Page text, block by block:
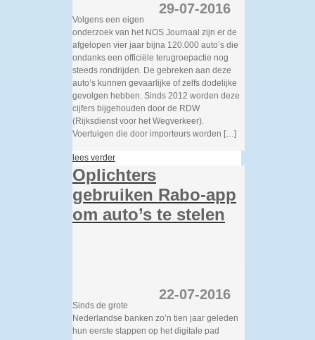
29-07-2016
Volgens een eigen
onderzoek van het NOS Journaal zijn er de
afgelopen vier jaar bijna 120.000 auto’s die
ondanks een officiële terugroepactie nog
steeds rondrijden. De gebreken aan deze
auto’s kunnen gevaarlijke of zelfs dodelijke
gevolgen hebben. Sinds 2012 worden deze
cijfers bijgehouden door de RDW
(Rijksdienst voor het Wegverkeer).
Voertuigen die door importeurs worden […]
lees verder
Oplichters
gebruiken Rabo-app
om auto’s te stelen
22-07-2016
Sinds de grote
Nederlandse banken zo’n tien jaar geleden
hun eerste stappen op het digitale pad